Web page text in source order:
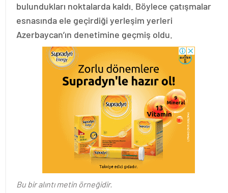
bulundukları noktalarda kaldı. Böylece çatışmalar
esnasında ele geçirdiği yerleşim yerleri
Azerbaycan’ın denetimine geçmiş oldu.
Bu bir alıntı metin örneğidir.